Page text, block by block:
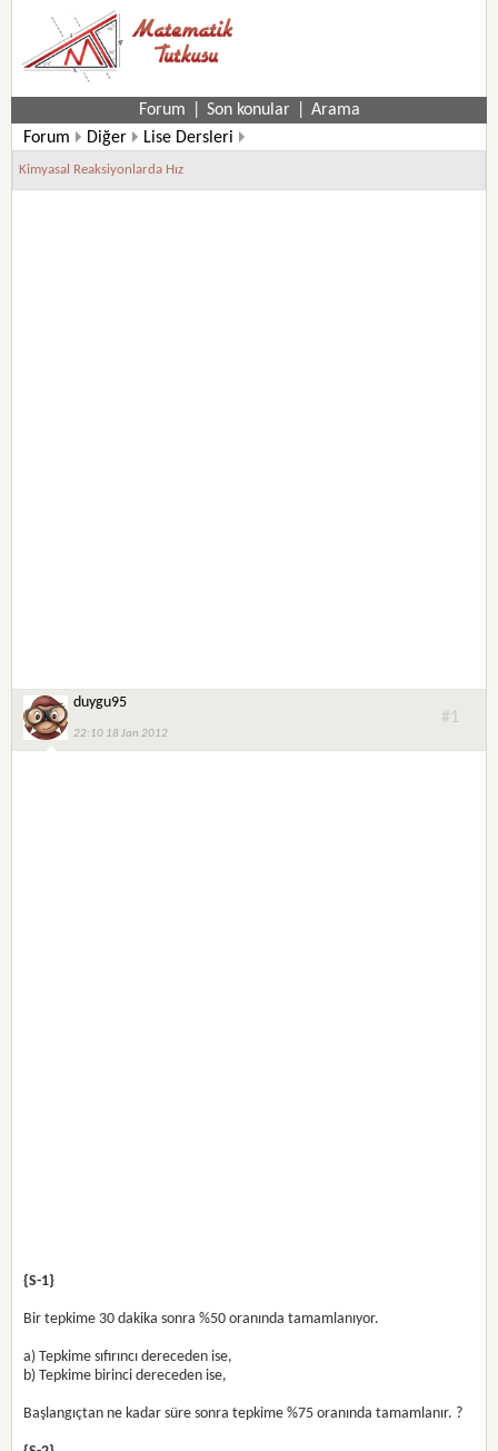
Forum Son konular
Arama
Forum
Diğer Lise Dersleri
Kimyasal Reaksiyonlarda Hız
duygu95
22:10 18 Jan 2012
#1
{S-1}
Bir tepkime 30 dakika sonra %50 oranında tamamlanıyor.
a) Tepkime sıfırıncı dereceden ise,
b) Tepkime birinci dereceden ise,
Başlangıçtan ne kadar süre sonra tepkime %75 oranında tamamlanır. ?